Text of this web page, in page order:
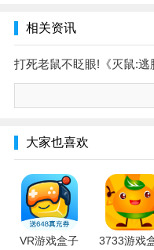
相关资讯
打死老鼠不眨眼!《灭鼠:逃
大家也喜欢
VR游戏盒子 3733游戏